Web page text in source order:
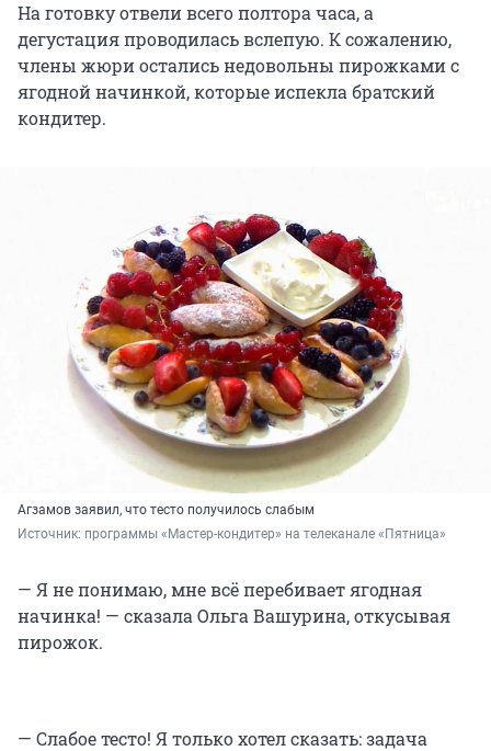
На готовку отвели всего полтора часа, а
дегустация проводилась вслепую. К сожалению,
члены жюри остались недовольны пирожками с
ягодной начинкой, которые испекла братский
кондитер.
Агзамов заявил, что тесто получилось слабым
Источник: программы «Мастер-кондитер» на телеканале «Пятница»
— Я не понимаю, мне всё перебивает ягодная
начинка! — сказала Ольга Вашурина, откусывая
пирожок.
— Слабое тесто! Я только хотел сказать: задача